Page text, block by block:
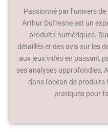
Passionné par l’univers
Arthur Dufresne est un
produits numériques.
détaillés et des avis sur les
aux jeux vidéo en passant
ses analyses approfondies,
dans l’océan de
pratiques pour